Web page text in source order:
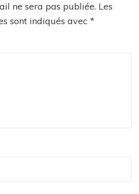
ne sera pas publiée. Les
sont indiqués avec *